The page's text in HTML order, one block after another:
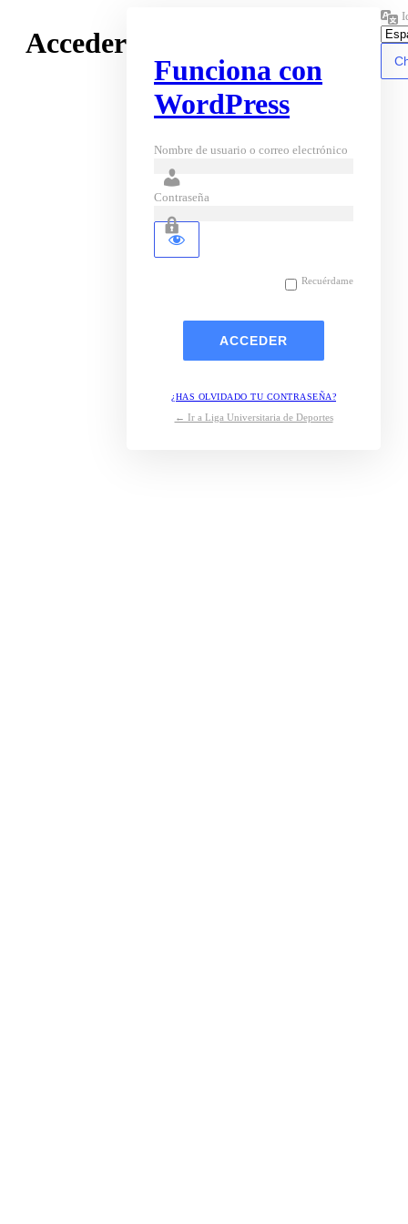
Acceder
Funciona con
WordPress
Nombre de usuario o correo electrónico
Contraseña
Recuérdame
¿HAS OLVIDADO TU CONTRASEÑA?
← Ir a Liga Universitaria de Deportes